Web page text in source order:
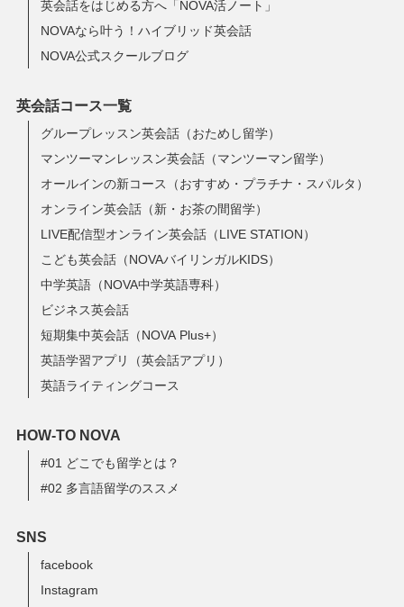
英会話をはじめる方へ「NOVA活ノート」
NOVAなら叶う！ハイブリッド英会話
NOVA公式スクールブログ
英会話コース一覧
グループレッスン英会話（おためし留学）
マンツーマンレッスン英会話（マンツーマン留学）
オールインの新コース（おすすめ・プラチナ・スパルタ）
オンライン英会話（新・お茶の間留学）
LIVE配信型オンライン英会話（LIVE STATION）
こども英会話（NOVAバイリンガルKIDS）
中学英語（NOVA中学英語専科）
ビジネス英会話
短期集中英会話（NOVA Plus+）
英語学習アプリ（英会話アプリ）
英語ライティングコース
HOW-TO NOVA
#01 どこでも留学とは？
#02 多言語留学のススメ
SNS
facebook
Instagram